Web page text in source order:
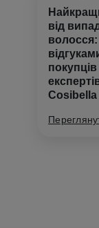
від
покупців
Cosibella